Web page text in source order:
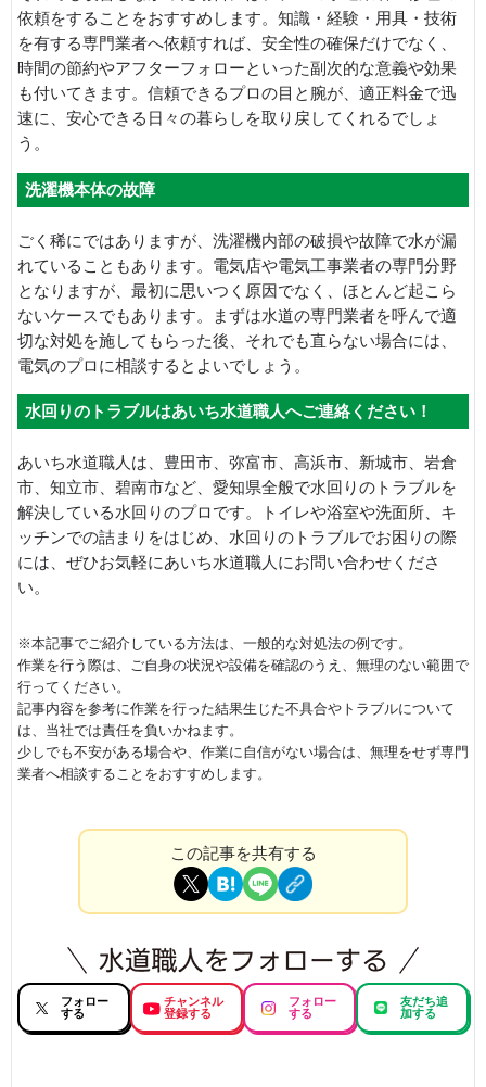
依頼をすることをおすすめします。知識・経験・用具・技術
を有する専門業者へ依頼すれば、安全性の確保だけでなく、
時間の節約やアフターフォローといった副次的な意義や効果
も付いてきます。信頼できるプロの目と腕が、適正料金で迅
速に、安心できる日々の暮らしを取り戻してくれるでしょ
う。
洗濯機本体の故障
ごく稀にではありますが、洗濯機内部の破損や故障で水が漏
れていることもあります。電気店や電気工事業者の専門分野
となりますが、最初に思いつく原因でなく、ほとんど起こら
ないケースでもあります。まずは水道の専門業者を呼んで適
切な対処を施してもらった後、それでも直らない場合には、
電気のプロに相談するとよいでしょう。
水回りのトラブルはあいち水道職人へご連絡ください！
あいち水道職人は、豊田市、弥富市、高浜市、新城市、岩倉
市、知立市、碧南市など、愛知県全般で水回りのトラブルを
解決している水回りのプロです。トイレや浴室や洗面所、キ
ッチンでの詰まりをはじめ、水回りのトラブルでお困りの際
には、ぜひお気軽にあいち水道職人にお問い合わせくださ
い。
※本記事でご紹介している方法は、一般的な対処法の例です。
作業を行う際は、ご自身の状況や設備を確認のうえ、無理のない範囲で
行ってください。
記事内容を参考に作業を行った結果生じた不具合やトラブルについて
は、当社では責任を負いかねます。
少しでも不安がある場合や、作業に自信がない場合は、無理をせず専門
業者へ相談することをおすすめします。
この記事を共有する
フォロー
する
チャンネル
登録する
フォロー
する
友だち追
加する